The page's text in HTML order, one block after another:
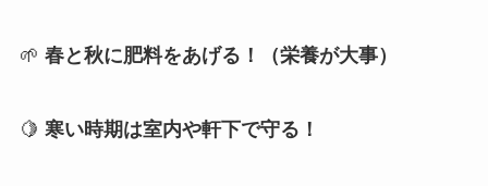
🌱 春と秋に肥料をあげる！（栄養が大事）
🍋 寒い時期は室内や軒下で守る！